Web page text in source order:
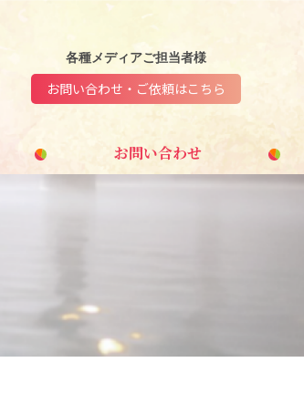
各種メディアご担当者様
お問い合わせ・ご依頼はこちら
お問い合わせ